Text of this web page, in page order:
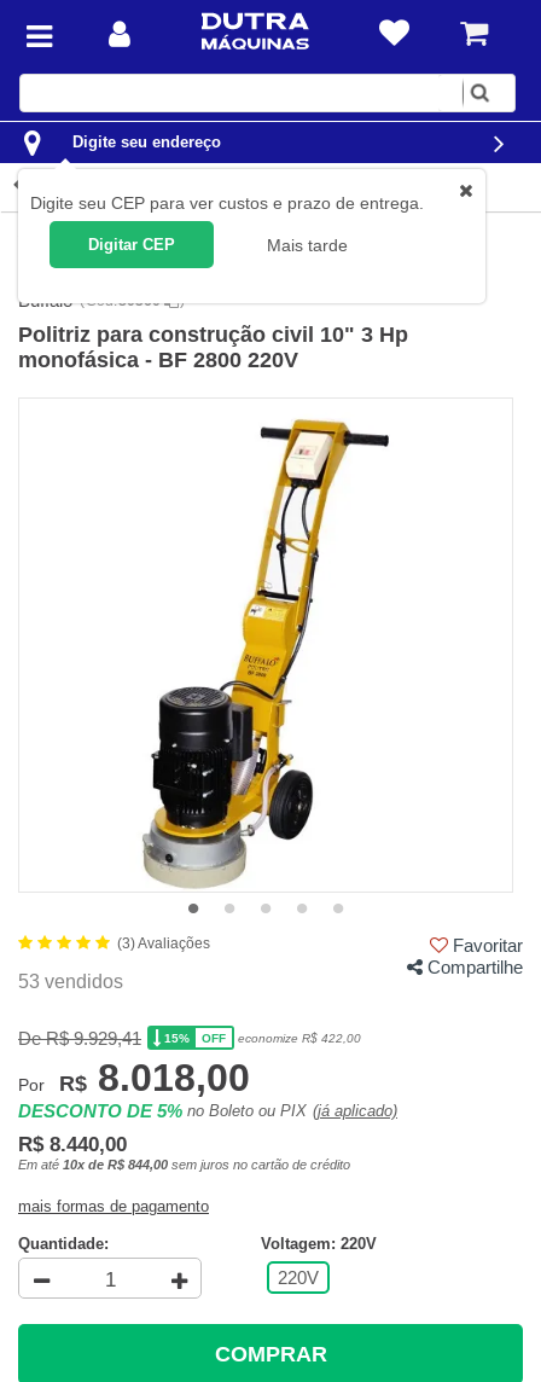
Digite
Digite seu endereço
Digite seu CEP para ver custos e prazo de entrega.
Digitar CEP Mais tarde
Ferramentas Ferramentas Elétricas
Politrizes Elétricas
Politrizes Angulares
Buffalo (Cód.80360 )
Politriz para construção civil 10" 3 Hp
monofásica - BF 2800 220V
(3) Avaliações
Favoritar
53 vendidos
Compartilhe
De R$ 9.929,41 15% OFF economize R$ 422,00
Por R$ 8.018,00
DESCONTO DE 5% no Boleto ou PIX (já aplicado)
R$ 8.440,00
Em até 10x de R$ 844,00 sem juros no cartão de crédito
mais formas de pagamento
Quantidade: Voltagem: 220V
220V
COMPRAR